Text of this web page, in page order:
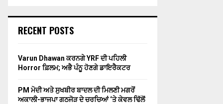
RECENT POSTS
Varun Dhawan ਕਰਨਗੇ YRF ਦੀ ਪਹਿਲੀ
Horror ਫ਼ਿਲਮ; ਅਭੈ ਪੰਨੂ ਹੋਣਗੇ ਡਾਇਰੈਕਟਰ
PM ਮੋਦੀ ਅਤੇ ਸੁਖਬੀਰ ਬਾਦਲ ਦੀ ਮਿਲਣੀ ਮਗਰੋਂ
ਅਕਾਲੀ-ਭਾਜਪਾ ਗਠਜੋੜ ਦੇ ਚਰਚਿਆਂ ‘ਤੇ ਕੇਵਲ ਢਿੱਲੋਂ